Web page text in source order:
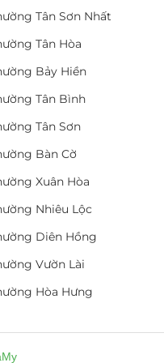
Tân Sơn Nhất
Tân Hòa
Bảy Hiền
Tân Bình
Tân Sơn
Bàn Cờ
Xuân Hòa
Nhiêu Lộc
Diên Hồng
Vườn Lài
Hòa Hưng